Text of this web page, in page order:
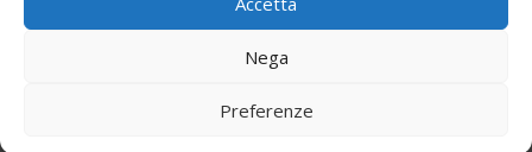
Nega
Preferenze
MADE WEB SOLUTIONS